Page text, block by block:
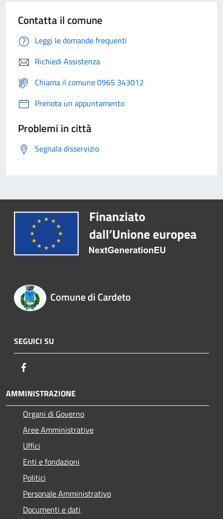
Contatta il comune
Leggi le domande frequenti
Richiedi Assistenza
Chiama il comune 0965 343012
Prenota un appuntamento
Problemi in città
Segnala disservizio
Comune di Cardeto
SEGUICI SU
AMMINISTRAZIONE
Organi di Governo
Aree Amministrative
Uffici
Enti e fondazioni
Politici
Personale Amministrativo
Documenti e dati